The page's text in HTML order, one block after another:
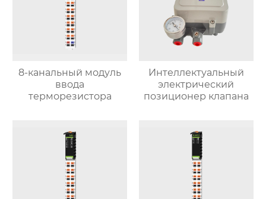
8-канальный модуль
ввода
терморезистора
Интеллектуальный
электрический
позиционер клапана